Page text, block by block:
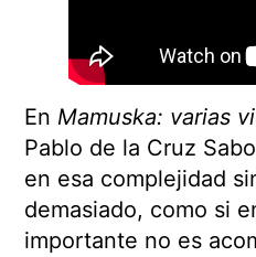
En Mamuska: varias
Pablo de la Cruz
en esa complejidad
demasiado, como si
importante no es